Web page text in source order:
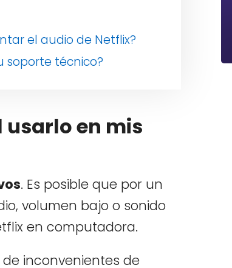
el audio de Netflix?
soporte técnico?
usarlo en mis
. Es posible que por un
volumen bajo o sonido
en computadora.
inconvenientes de